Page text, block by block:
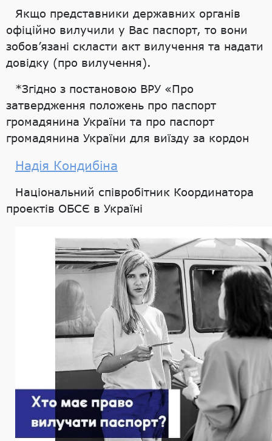
Якщо представники державних органів
офіційно вилучили у Вас паспорт, то вони
зобов’язані скласти акт вилучення та надати
довідку (про вилучення).
*Згідно з постановою ВРУ «Про
затвердження положень про паспорт
громадянина України та про паспорт
громадянина України для виїзду за кордон
Надія Кондибіна
Національний співробітник Координатора
проектів ОБСЄ в Україні